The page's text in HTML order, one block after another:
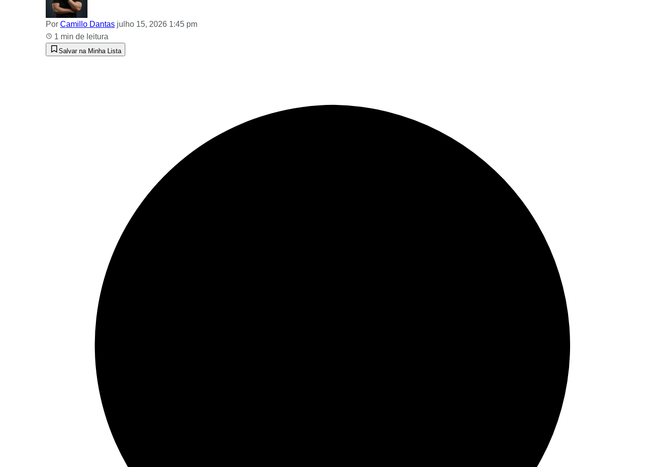
Por Camillo Dantas julho 15, 2026 1:45 pm
1 min de leitura
Salvar na Minha Lista